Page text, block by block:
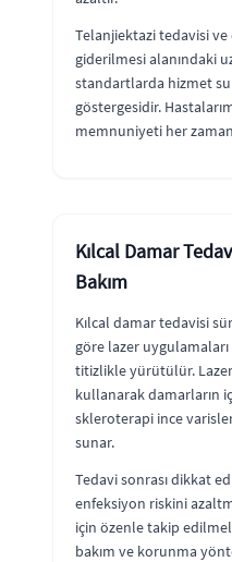
Telanjiektazi tedavisi
giderilmesi alanındaki
standartlarda hizmet
göstergesidir.
memnuniyeti her
Kılcal Damar
Bakım
Kılcal damar tedavisi
göre lazer
titizlikle yürütülür. Lazer
kullanarak damarların
skleroterapi ince
sunar.
Tedavi sonrası dikkat
enfeksiyon riskini
için özenle takip
bakım ve korunma